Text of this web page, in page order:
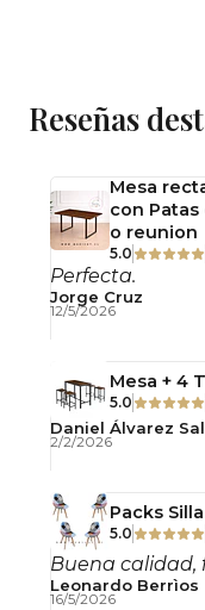
necesitas
nuestro
contactos
Reseñas
Mesa
con
o reunion
5.0
Perfecta.
Jorge Cruz
12/5/2026
Mesa + 4
5.0
Daniel Álvarez
2/2/2026
Packs
5.0
Buena calidad,
Leonardo Berrìos
16/5/2026